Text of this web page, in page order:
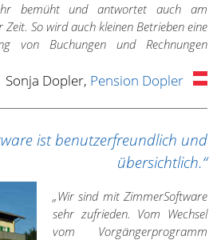
bemüht und antwortet auch am
Zeit. So wird auch kleinen Betrieben eine
von Buchungen und Rechnungen
Sonja Dopler, Pension Dopler
ist benutzerfreundlich und
übersichtlich.“
„Wir sind mit ZimmerSoftware
sehr zufrieden. Vom Wechsel
vom Vorgängerprogramm